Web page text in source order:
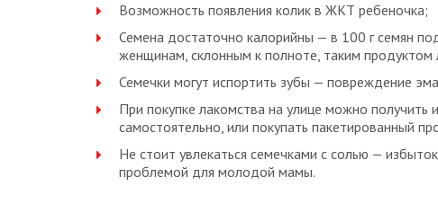
Возможность появления колик в ЖКТ ребеночка;
Семена достаточно калорийны — в 100 г семян
женщинам, склонным к полноте, таким продуктом
Семечки могут испортить зубы — повреждение
При покупке лакомства на улице можно
самостоятельно, или покупать пакетированный
Не стоит увлекаться семечками с солью —
проблемой для молодой мамы.